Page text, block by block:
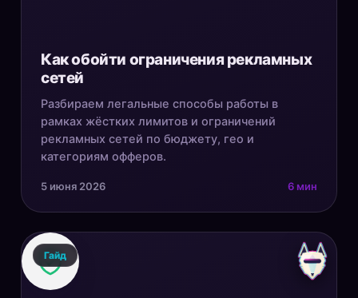
Как обойти ограничения рекламных
сетей
Разбираем легальные способы работы в
рамках жёстких лимитов и ограничений
рекламных сетей по бюджету, гео и
категориям офферов.
5 июня 2026 6 мин
Гайд